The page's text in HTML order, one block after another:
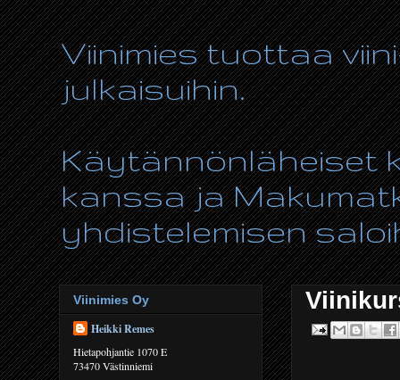
Viinimies tuottaa
julkaisuihin.
Käytännönläheiset
kanssa ja
yhdistelemisen
Viinimies Oy
Heikki Remes
Hietapohjantie 1070 E
73470 Västinniemi